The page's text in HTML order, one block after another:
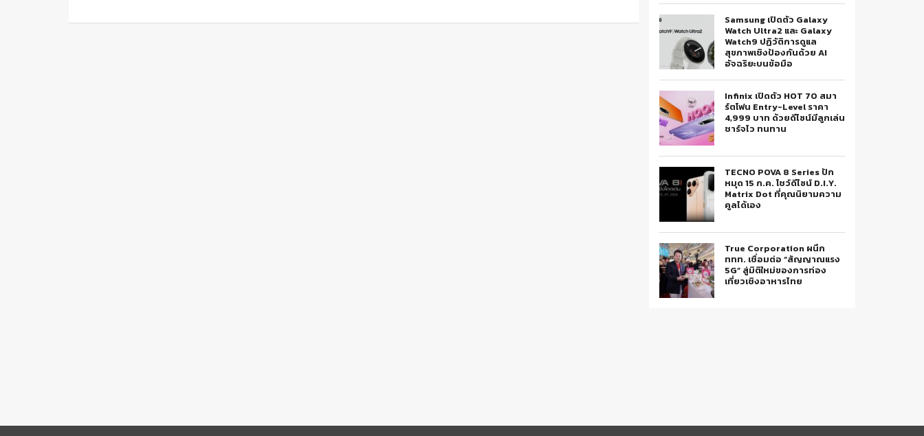
Samsung เปิดตัว Galaxy
Watch Ultra2 และ Galaxy
Watch9 ปฏิวัติการดูแล
สุขภาพเชิงป้องกันด้วย AI
อัจฉริยะบนข้อมือ
Infinix เปิดตัว HOT 70 สมา
ร์ตโฟน Entry-Level ราคา
4,999 บาท ด้วยดีไซน์มีลูกเล่น
ชาร์จไว ทนทาน
TECNO POVA 8 Series ปัก
หมุด 15 ก.ค. โชว์ดีไซน์ D.I.Y.
Matrix Dot ที่คุณนิยามความ
คูลได้เอง
True Corporation ผนึก
ททท. เชื่อมต่อ “สัญญาณแรง
5G” สู่มิติใหม่ของการท่อง
เที่ยวเชิงอาหารไทย